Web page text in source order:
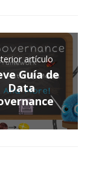
artículo
Guía de
Data